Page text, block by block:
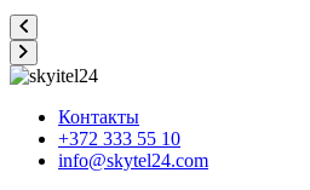
Контакты
+372 333 55 10
info@skytel24.com